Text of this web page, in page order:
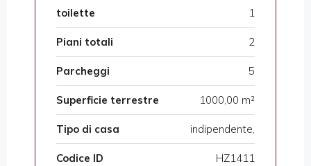
toilette 1
Piani totali 2
Parcheggi 5
Superficie terrestre 1000,00 m²
Tipo di casa indipendente,
Codice ID HZ1411